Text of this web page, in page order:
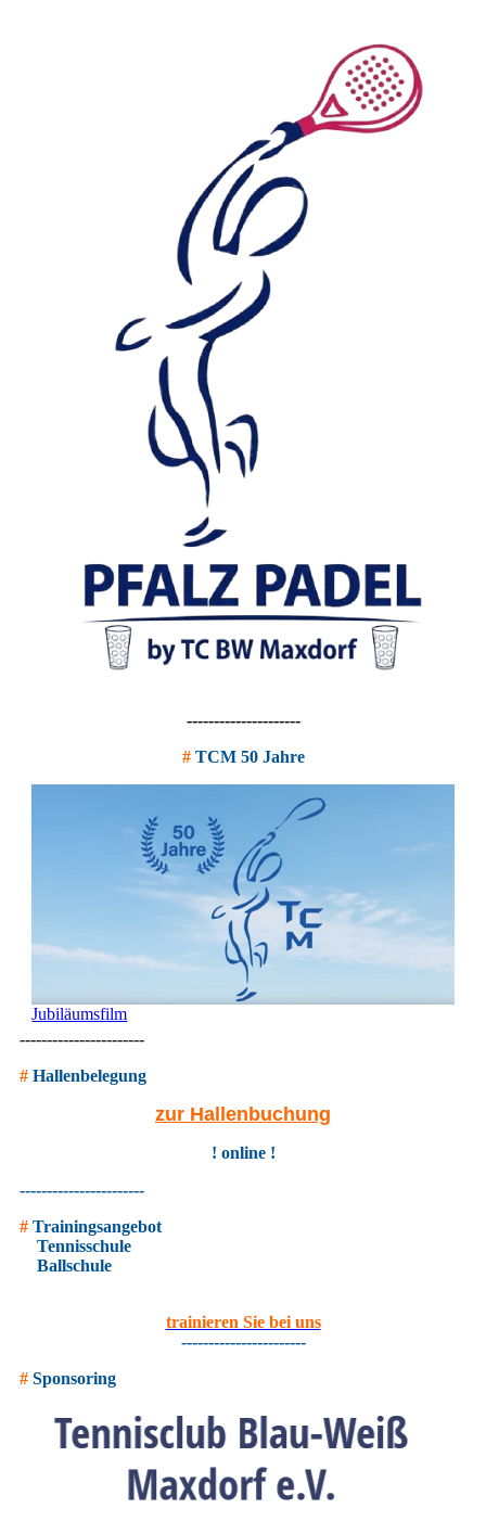
---------------------
# TCM 50 Jahre
Jubiläumsfilm
-----------------------
#Hallenbelegung
zur Hallenbuchung
! online !
-----------------------
# Trainingsangebot
Tennisschule
Ballschule
trainieren Sie bei uns
-----------------------
# Sponsoring